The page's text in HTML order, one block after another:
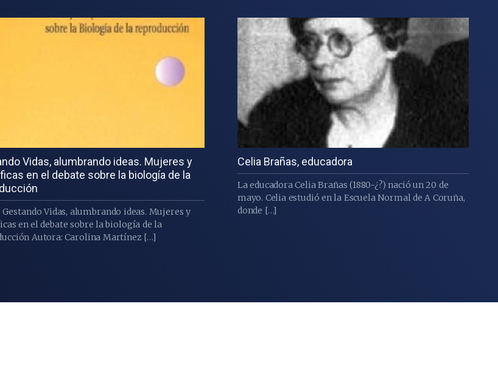
Vidas, alumbrando ideas. Mujeres y
en el debate sobre la biología de la
Vidas, alumbrando ideas. Mujeres y
en el debate sobre la biología de la
Autora: Carolina Martínez […]
Celia Brañas, educadora
La educadora Celia Brañas (1880-¿?) nació un 20 de
mayo. Celia estudió en la Escuela Normal de A Coruña,
donde […]